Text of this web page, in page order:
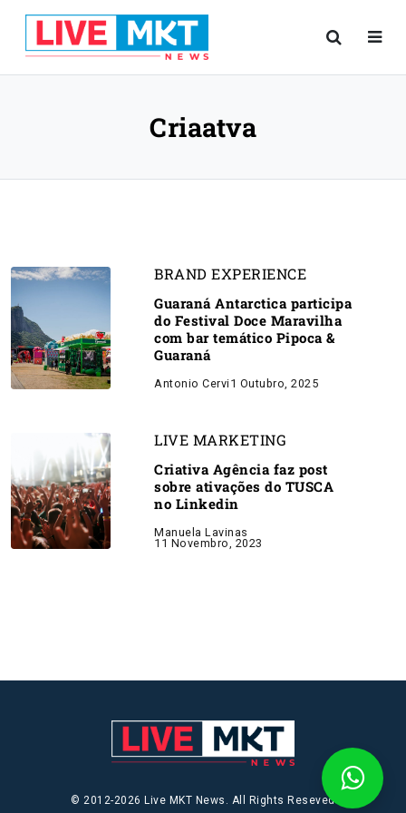
Criaatva
BRAND EXPERIENCE
Guaraná Antarctica participa
do Festival Doce Maravilha
com bar temático Pipoca &
Guaraná
Antonio Cervi 1 Outubro, 2025
LIVE MARKETING
Criativa Agência faz post
sobre ativações do TUSCA
no Linkedin
Manuela Lavinas
11 Novembro, 2023
© 2012-2026 Live MKT News. All Rights Reseved